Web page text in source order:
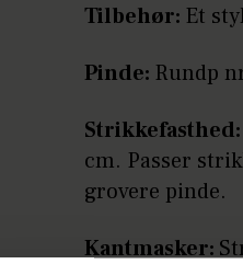
Tilbehør: Et
Pinde: Rundp
Strikkefasthed:
cm. Passer
grovere pinde.
Kantmasker: